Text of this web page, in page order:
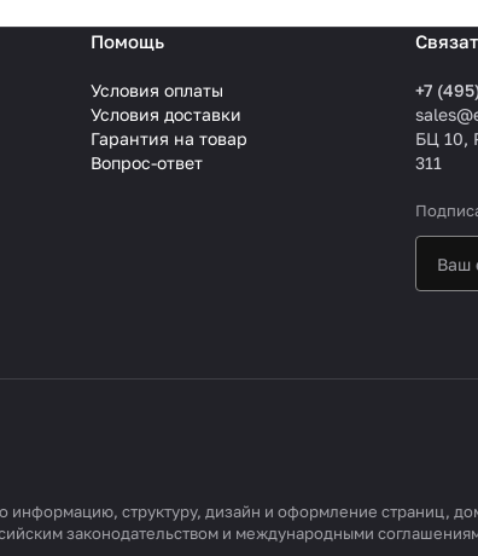
Помощь
Условия оплаты
Условия доставки
Гарантия на товар
Вопрос-ответ
+7
БЦ 10,
311
информацию, структуру, дизайн и оформление страниц,
законодательством и международными